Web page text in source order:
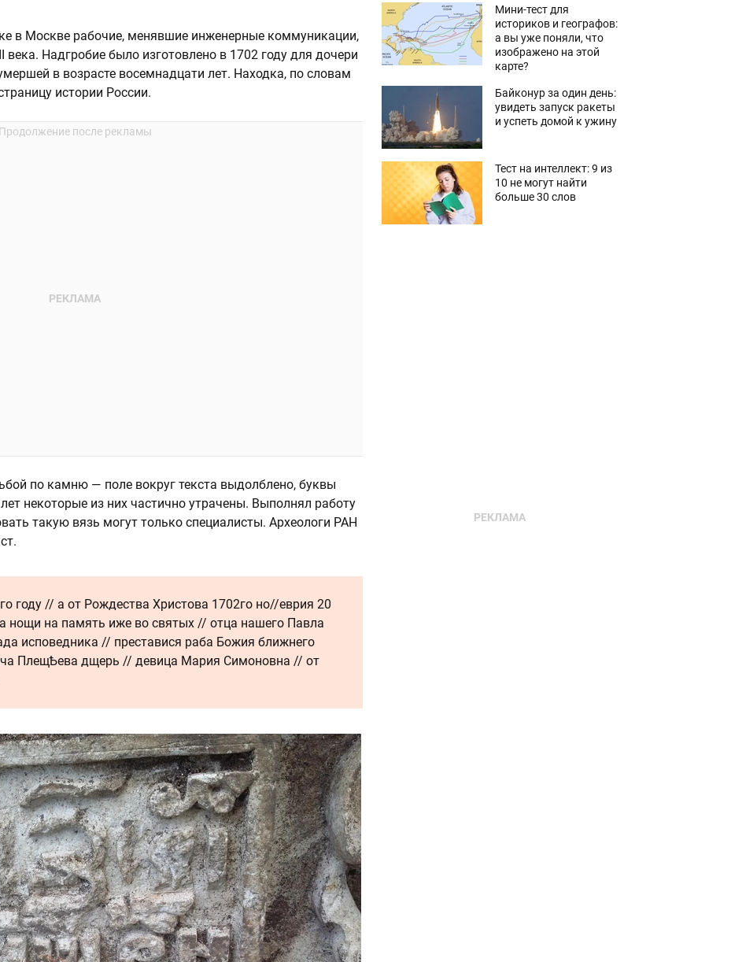
в Москве рабочие, менявшие инженерные коммуникации,
века. Надгробие было изготовлено в 1702 году для дочери
в возрасте восемнадцати лет. Находка, по словам
истории России.
по камню — поле вокруг текста выдолблено, буквы
некоторые из них частично утрачены. Выполнял работу
такую вязь могут только специалисты. Археологи РАН
году // а от Рождества Христова 1702го но//еврия 20
нощи на память иже во святых // отца нашего Павла
исповедника // преставися раба Божия ближнего
ПлещѢева дщерь // девица Мария Симоновна // от
Мини-тест для
историков и географов:
а вы уже поняли, что
изображено на этой
карте?
Байконур за один день:
увидеть запуск ракеты
и успеть домой к ужину
Тест на интеллект: 9 из
10 не могут найти
больше 30 слов